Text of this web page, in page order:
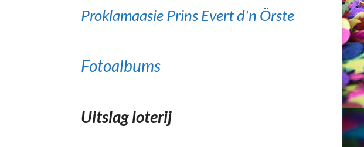
Proklamaasie Prins Evert d'n Örste
Fotoalbums
Uitslag loterij